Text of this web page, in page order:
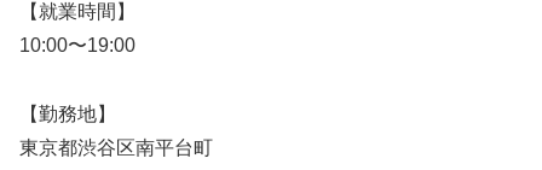
【就業時間】
10:00〜19:00
【勤務地】
東京都渋谷区南平台町